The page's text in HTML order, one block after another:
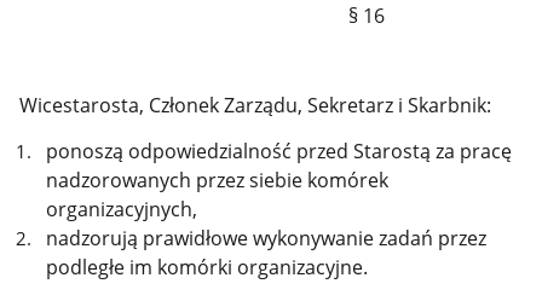
§ 16
Wicestarosta, Członek Zarządu, Sekretarz i Skarbnik:
ponoszą odpowiedzialność przed Starostą za pracę
nadzorowanych przez siebie komórek
organizacyjnych,
nadzorują prawidłowe wykonywanie zadań przez
podległe im komórki organizacyjne.